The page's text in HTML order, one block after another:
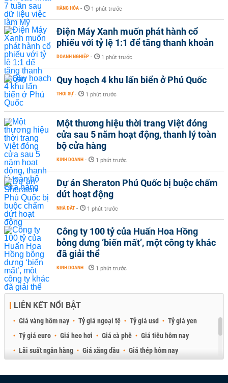
HÀNG HÓA - 1 phút trước
Điện Máy Xanh muốn phát hành cổ
phiếu với tỷ lệ 1:1 để tăng thanh khoản
DOANH NGHIỆP - 1 phút trước
Quy hoạch 4 khu lấn biển ở Phú Quốc
THỜI SỰ - 1 phút trước
Một thương hiệu thời trang Việt đóng
cửa sau 5 năm hoạt động, thanh lý toàn
bộ cửa hàng
KINH DOANH - 1 phút trước
Dự án Sheraton Phú Quốc bị buộc chấm
dứt hoạt động
NHÀ ĐẤT - 1 phút trước
Công ty 100 tỷ của Huấn Hoa Hồng
bỗng dưng ‘biến mất’, một công ty khác
đã giải thể
KINH DOANH - 1 phút trước
LIÊN KẾT NỔI BẬT
Giá vàng hôm nay Tỷ giá ngoại tệ Tỷ giá usd
Tỷ giá yen
Tỷ giá euro
Giá heo hơi Giá cà phê
Giá tiêu hôm nay
Lãi suất ngân hàng
Giá xăng dầu
Giá thép hôm nay